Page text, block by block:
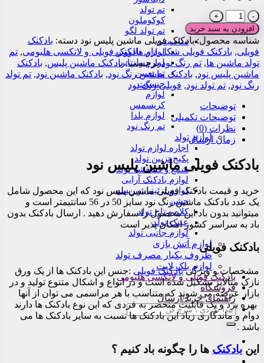
تم تولد
کوکوملون
تم تولد لگو
مناسبتی
لوازم هالووین
لوازم ولنتاین
تم تعیین
جنسیت
لوازم
کریسمس
لوازم یلدا
تم رنگ نود
لوازم تولد
اجاره لوازم تولد
پکیج تزیین تولد
شمع و فشفشه تولد
لوازم بادکنک آرایی
لوازم تزئینی و ریسه
جشن
کلاه و تاج تولد
عینک تولد
لوازم جانبی تولد
لوازم آتش بازی
ظروف یکبار مصرف تولد
لوازم بلک لایت
بادکنک فویلی و لاتکسی هلیومی
فروشگاه
راهنمای خرید/ارسال
جستجو
برای:
بادکنک
فویلی
ماشین
پلیس
نود
افزودن به سبد خرید
شناسه محصول:بادکنک فویلی ماشین پلیس نود دسته: بادکنک
فویلی, بادکنک فویلی شکل دار,بادکنک فویلی و لاتکسی هلیومی, تم
تولد ماشین ها, تم رنگ نود برچسب:بادکنک ماشین پلیس, بادکنک
ماشین پلیس نود, بادکنک ماشین رنگ نود, بادکنک ماشین نود, تم تولد
رنگ نود, تم تولد نود, فویلی رنگ نود
توضیحات
توضیحات تکمیلی
نظرات (0)
زمان ارسال
بادکنک فویلی ماشین پلیس نود
خرید و قیمت بادکنک فویلی ماشین پلیس نود که این محصول شامل
یک عدد بادکنک ماشین رنگ نود سایز 50 در 56 سانتیمتر است و
میتوانید بدون باد این محصول را سفارش دهید . ارسال بادکنک بدون
باد به سراسر کشور امکان پذیر است
بادکنک فویلی
مشخصات و ویژگیبادکنک فویلی :جنس این بادکنک ها از یک ورق
نازک متالایز تشکیل شده است و در انواع و اشکال متنوع تولید و در
بازار عرضه می شوند که متناسب با هر مراسمی می توان از آنها
بهره برد و یک قابلیت منحصر به فردی که این نوع بادکنک ها دارند
دوام و ماندگاری زیاد این بادکنک ها نسبت به سایر بادکنک ها می
باشد .
این بادکنک ها را چگونه باد کنیم ؟